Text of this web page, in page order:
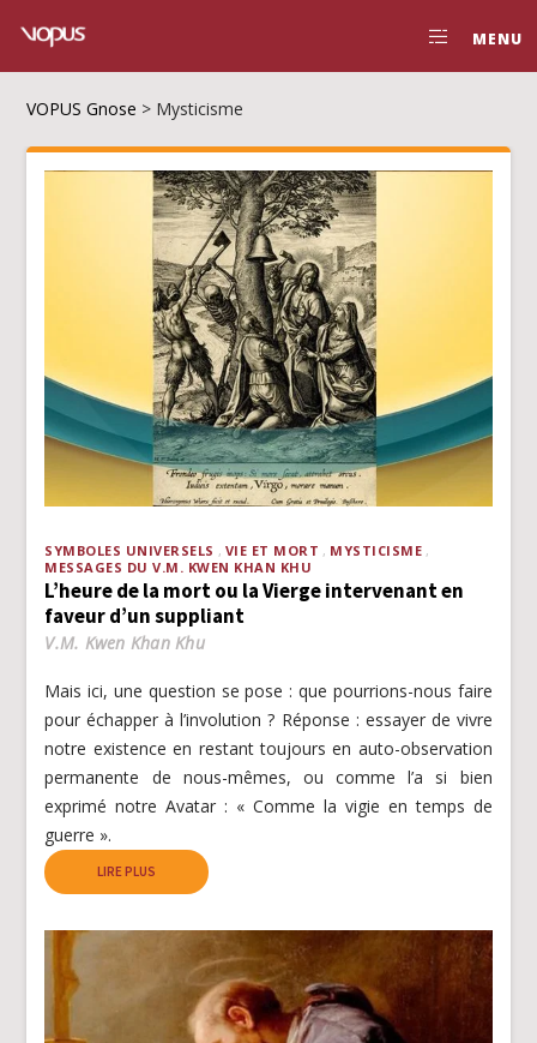
MENU
VOPUS Gnose > Mysticisme
SYMBOLES UNIVERSELS VIE ET MORT
MYSTICISME
MESSAGES DU V.M. KWEN KHAN KHU
L’heure de la mort ou la Vierge intervenant en
faveur d’un suppliant
V.M. Kwen Khan Khu
Mais ici, une question se pose : que pourrions-nous faire
pour échapper à l’involution ? Réponse : essayer de vivre
notre existence en restant toujours en auto-observation
permanente de nous-mêmes, ou comme l’a si bien
exprimé notre Avatar : « Comme la vigie en temps de
guerre ».
LIRE PLUS